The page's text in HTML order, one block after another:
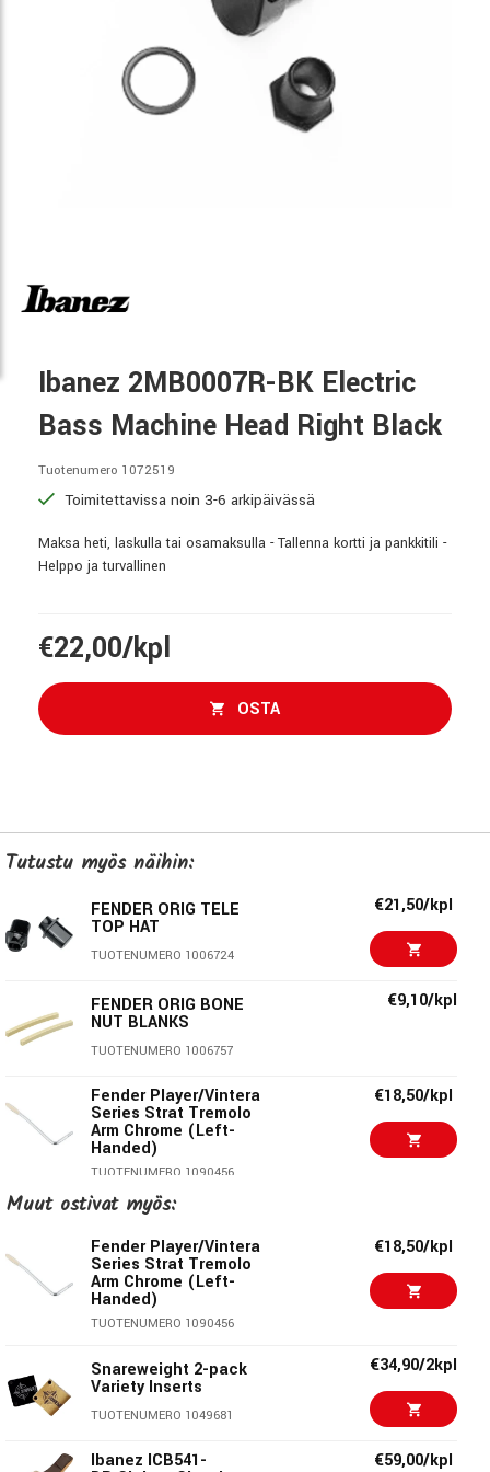
Ibanez 2MB0007R-BK Electric
Bass Machine Head Right Black
Tuotenumero 1072519
Toimitettavissa noin 3-6 arkipäivässä
Maksa heti, laskulla tai osamaksulla - Tallenna kortti ja pankkitili -
Helppo ja turvallinen
€22,00/kpl
OSTA
Tutustu myös näihin:
FENDER ORIG TELE
TOP HAT
TUOTENUMERO 1006724
€21,50/kpl
FENDER ORIG BONE
NUT BLANKS
TUOTENUMERO 1006757
€9,10/kpl
Fender Player/Vintera
Series Strat Tremolo
Arm Chrome (Left-
Handed)
TUOTENUMERO 1090456
€18,50/kpl
TUOTENUMERO 1069149
FENDER 347 SHELL
(12PK) THIN
TUOTENUMERO 1058758
€6,00/kpl
Ibanez ICB541-
BR.Gigbag Classic
TUOTENUMERO 1074898
€59,00/kpl
Muut ostivat myös:
Fender Player/Vintera
Series Strat Tremolo
Arm Chrome (Left-
Handed)
TUOTENUMERO 1090456
€18,50/kpl
Snareweight 2-pack
Variety Inserts
TUOTENUMERO 1049681
€34,90/2kpl
Ibanez ICB541- €59,00/kpl